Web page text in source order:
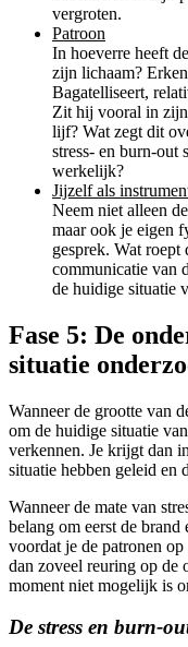
vergroten.
Patroon
In hoeverre heeft
zijn lichaam?
Bagatelliseert,
Zit hij vooral in
lijf? Wat zegt dit
stress- en burn-out
werkelijk?
Jijzelf als
Neem niet alleen
maar ook je eigen
gesprek. Wat roept
communicatie van
de huidige situatie
Fase 5: De
situatie
Wanneer de grootte van
om de huidige situatie
verkennen. Je krijgt dan
situatie hebben geleid en
Wanneer de mate van
belang om eerst de
voordat je de patronen
dan zoveel reuring op de
moment niet mogelijk is
De stress en burn-